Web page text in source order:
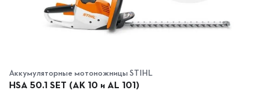
Аккумуляторные мотоножницы STIHL
HSA 50.1 SET (AK 10 и AL 101)